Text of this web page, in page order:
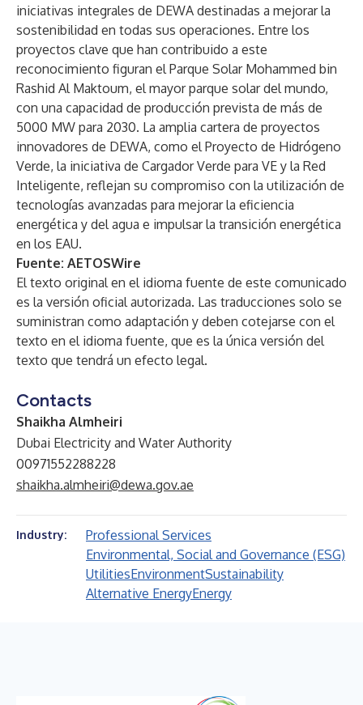
iniciativas integrales de DEWA destinadas a mejorar la
sostenibilidad en todas sus operaciones. Entre los
proyectos clave que han contribuido a este
reconocimiento figuran el Parque Solar Mohammed bin
Rashid Al Maktoum, el mayor parque solar del mundo,
con una capacidad de producción prevista de más de
5000 MW para 2030. La amplia cartera de proyectos
innovadores de DEWA, como el Proyecto de Hidrógeno
Verde, la iniciativa de Cargador Verde para VE y la Red
Inteligente, reflejan su compromiso con la utilización de
tecnologías avanzadas para mejorar la eficiencia
energética y del agua e impulsar la transición energética
en los EAU.
Fuente: AETOSWire
El texto original en el idioma fuente de este comunicado
es la versión oficial autorizada. Las traducciones solo se
suministran como adaptación y deben cotejarse con el
texto en el idioma fuente, que es la única versión del
texto que tendrá un efecto legal.
Contacts
Shaikha Almheiri
Dubai Electricity and Water Authority
00971552288228
shaikha.almheiri@dewa.gov.ae
Industry:
Professional Services
Environmental, Social and Governance (ESG)
UtilitiesEnvironmentSustainability
Alternative EnergyEnergy